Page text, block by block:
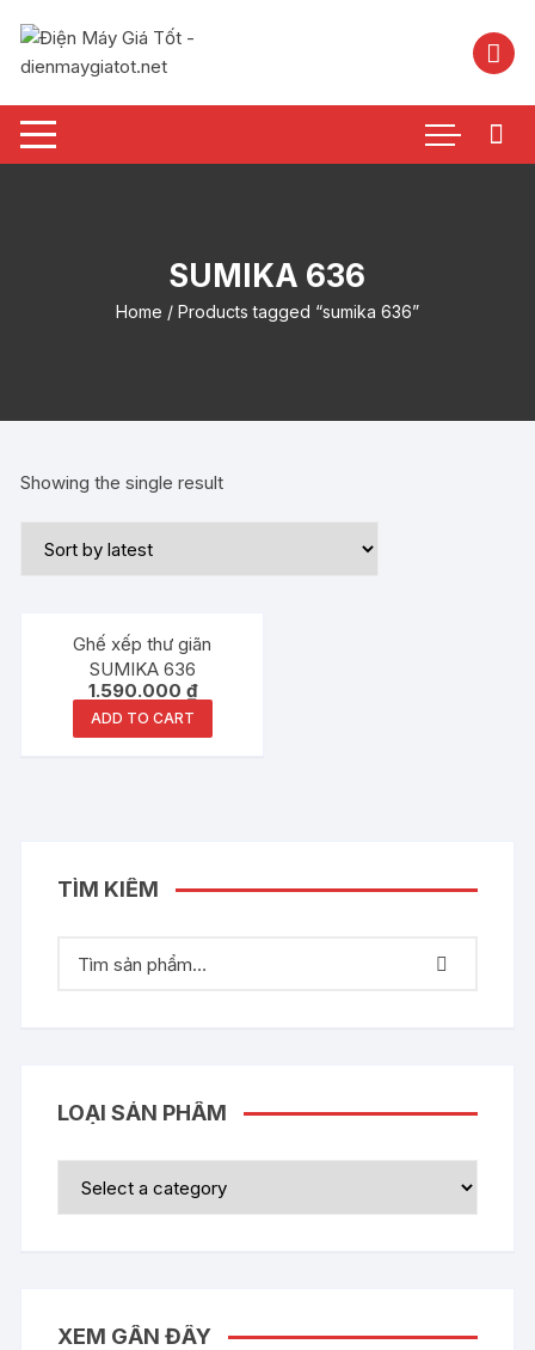
nội
SUMIKA 636
Home / Products tagged “sumika 636”
Showing the single result
Ghế xếp thư giãn
SUMIKA 636
1.590.000 ₫
ADD TO CART
TÌM KIẾM
LOẠI SẢN PHẨM
XEM GẦN ĐÂY